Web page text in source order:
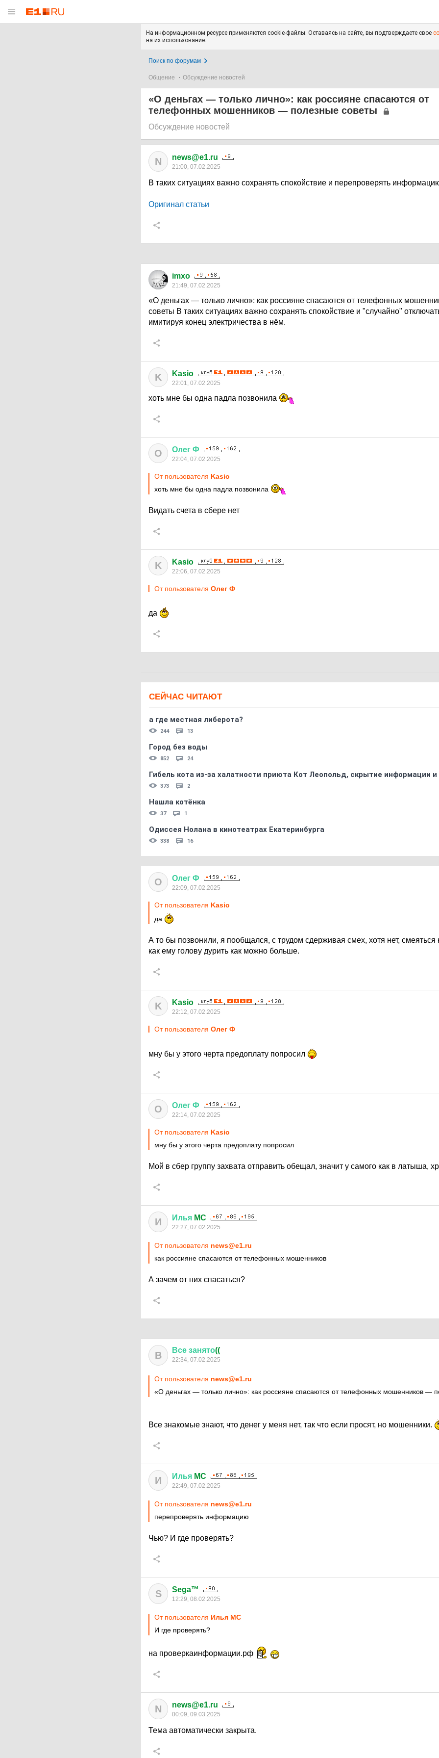
На информационном ресурсе применяются cookie-файлы. Оставаясь на сайте, вы подтверждаете свое
на их использование.
Поиск по форумам
Общение Обсуждение новостей
«О деньгах — только лично»: как россияне спасаются от
телефонных мошенников — полезные советы
Обсуждение новостей
N news@e1.ru
21:00, 07.02.2025
В таких ситуациях важно сохранять спокойствие и перепроверять
Оригинал статьи
imxo
21:49, 07.02.2025
«О деньгах — только лично»: как россияне спасаются от телефонных
советы В таких ситуациях важно сохранять спокойствие и "случайно"
имитируя конец электричества в нём.
K Kasio
22:01, 07.02.2025
хоть мне бы одна падла позвонила
О Олег Ф
22:04, 07.02.2025
От пользователя Kasio
хоть мне бы одна падла позвонила
Видать счета в сбере нет
K Kasio
22:06, 07.02.2025
От пользователя Олег Ф
да
СЕЙЧАС ЧИТАЮТ
а где местная либерота?
244 13
Город без воды
852 24
Гибель кота из-за халатности приюта Кот Леопольд, скрытиe информации
373 2
Нашла котёнка
37 1
Одиссея Нолана в кинотеатрах Екатеринбурга
338 16
О Олег Ф
22:09, 07.02.2025
От пользователя Kasio
да
А то бы позвонили, я пообщался, с трудом сдерживая смех, хотя нет, смеяться
как ему голову дурить как можно больше.
K Kasio
22:12, 07.02.2025
От пользователя Олег Ф
мну бы у этого черта предоплату попросил
О Олег Ф
22:14, 07.02.2025
От пользователя Kasio
мну бы у этого черта предоплату попросил
Мой в сбер группу захвата отправить обещал, значит у самого как в латыша,
И Илья MC
22:27, 07.02.2025
От пользователя news@e1.ru
как россияне спасаются от телефонных мошенников
А зачем от них спасаться?
В Все занято((
22:34, 07.02.2025
От пользователя news@e1.ru
«О деньгах — только лично»: как россияне спасаются от телефонных мошенников —
Все знакомые знают, что денег у меня нет, так что если просят, но мошенники.
И Илья MC
22:49, 07.02.2025
От пользователя news@e1.ru
перепроверять информацию
Чью? И где проверять?
S Sega™
12:29, 08.02.2025
От пользователя Илья MC
И где проверять?
на проверкаинформации.рф
N news@e1.ru
00:09, 09.03.2025
Тема автоматически закрыта.